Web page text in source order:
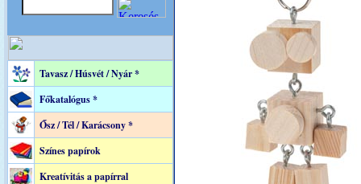
Tavasz / Húsvét / Nyár *
Főkatalógus *
Ősz / Tél / Karácsony *
Színes papírok
Kreatívitás a papírral